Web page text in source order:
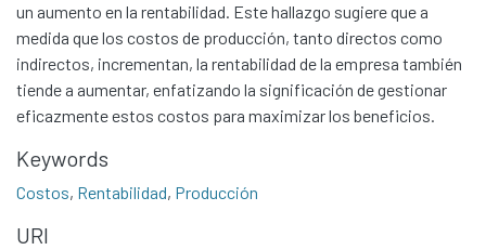
Communities & Collections
All of DSpace
Statistics
un aumento en la rentabilidad. Este hallazgo sugiere que a
medida que los costos de producción, tanto directos como
indirectos, incrementan, la rentabilidad de la empresa también
tiende a aumentar, enfatizando la significación de gestionar
eficazmente estos costos para maximizar los beneficios.
Keywords
Costos, Rentabilidad, Producción
URI